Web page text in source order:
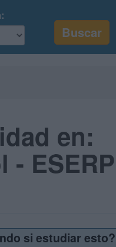
en:
- ESERP
si estudiar esto?